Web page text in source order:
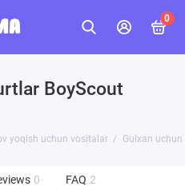
0
BoyScout
yoqish uchun vositalar Gulxan
0 FAQ 2